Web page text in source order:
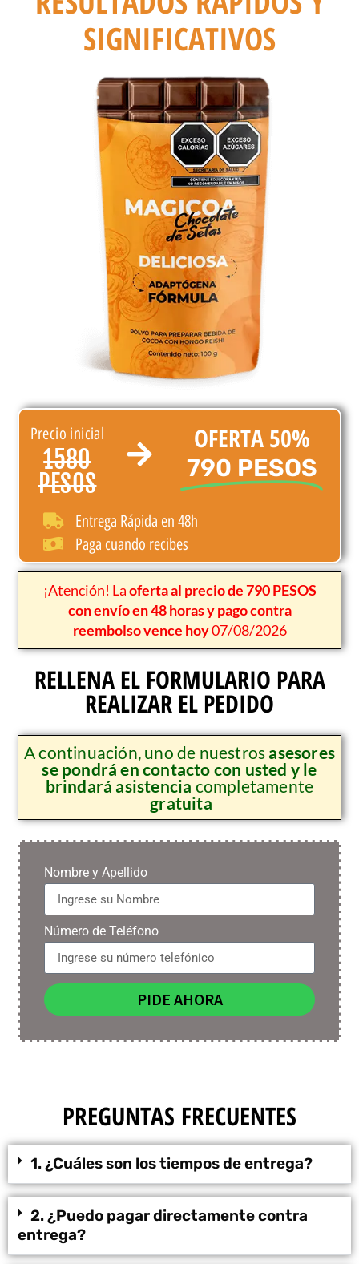
SIGNIFICATIVOS
Precio inicial
1580
PESOS
OFERTA 50%
790 PESOS
Entrega Rápida en 48h
Paga cuando recibes
¡Atención! Laoferta al precio de 790 PESOS
con envío en 48 horas y pago contra
reembolso vence hoy07/08/2026
RELLENA EL FORMULARIO PARA
REALIZAR EL PEDIDO
A continuación, uno de nuestrosasesores
se pondrá en contacto con usted y le
brindará asistencia completamente
gratuita
Nombre y Apellido
Número de Teléfono
PIDE AHORA
PREGUNTAS FRECUENTES
1. ¿Cuáles son los tiempos de entrega?
2. ¿Puedo pagar directamente contra
entrega?